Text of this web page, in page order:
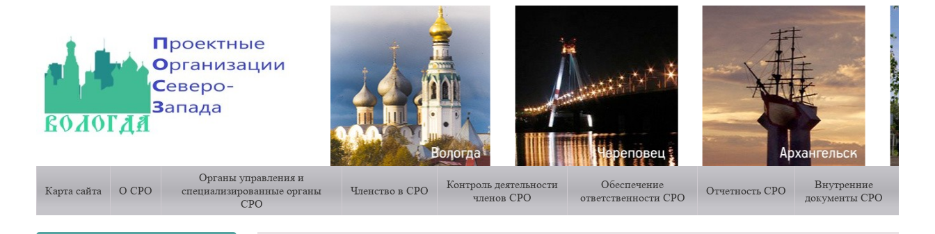
навигация
Карта сайта О СРО
Органы управления и
специализированные органы
СРО
Членство в СРО
Контроль деятельности
членов СРО
Обеспечение
ответственности СРО
Отчетность СРО
Внутренние
документы СРО